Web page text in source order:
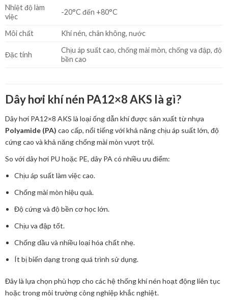
Nhiệt độ làm
việc
-20°C đến +80°C
Môi chất Khí nén, chân không, nước
Đặc tính
Chịu áp suất cao, chống mài mòn, chống va đập, độ
bền cao
Dây hơi khí nén PA12×8 AKS là gì?
Dây hơi PA12×8 AKS là loại ống dẫn khí được sản xuất từ nhựa
Polyamide (PA) cao cấp, nổi tiếng với khả năng chịu áp suất lớn, độ
cứng cao và khả năng chống mài mòn vượt trội.
So với dây hơi PU hoặc PE, dây PA có nhiều ưu điểm:
Chịu áp suất làm việc cao.
Chống mài mòn hiệu quả.
Độ cứng và độ bền cơ học lớn.
Chịu va đập tốt.
Chống dầu và nhiều loại hóa chất nhẹ.
Ít bị biến dạng trong quá trình sử dụng.
Đây là lựa chọn phù hợp cho các hệ thống khí nén hoạt động liên tục
hoặc trong môi trường công nghiệp khắc nghiệt.